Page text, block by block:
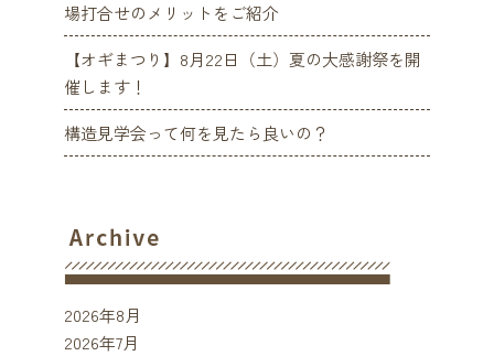
場打合せのメリットをご紹介
【オギまつり】8月22日（土）夏の大感謝祭を開
催します！
構造見学会って何を見たら良いの？
2026年8月
2026年7月